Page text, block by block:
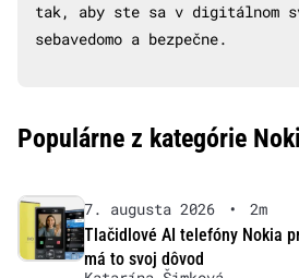
tak, aby ste sa v
sebavedomo a bezpečne.
Populárne z kategórie
7. augusta 2026 •
2m
Tlačidlové AI telefóny Nokia
má to svoj dôvod